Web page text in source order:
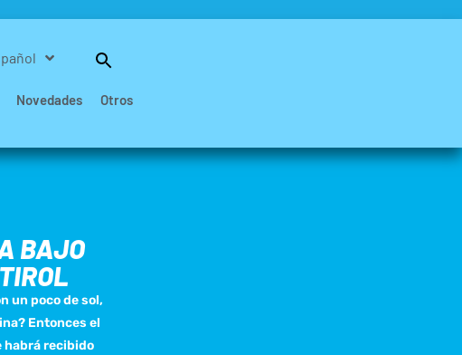
Novedades Otros
BAJO
un poco de sol,
Entonces el
habrá recibido